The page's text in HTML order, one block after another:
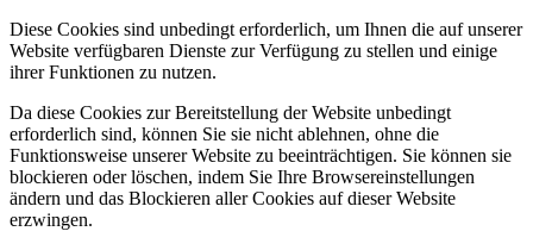
Diese Cookies sind unbedingt erforderlich, um Ihnen die auf unserer
Website verfügbaren Dienste zur Verfügung zu stellen und einige
ihrer Funktionen zu nutzen.
Da diese Cookies zur Bereitstellung der Website unbedingt
erforderlich sind, können Sie sie nicht ablehnen, ohne die
Funktionsweise unserer Website zu beeinträchtigen. Sie können sie
blockieren oder löschen, indem Sie Ihre Browsereinstellungen
ändern und das Blockieren aller Cookies auf dieser Website
erzwingen.